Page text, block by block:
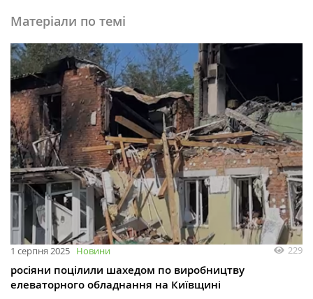
Матеріали по темі
1 серпня 2025 Новини 229
росіяни поцілили шахедом по виробництву
елеваторного обладнання на Київщині